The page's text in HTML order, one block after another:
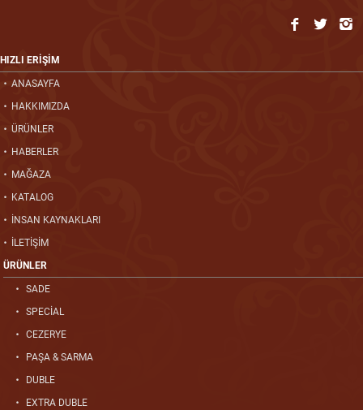
HIZLI ERİŞİM
ANASAYFA
HAKKIMIZDA
ÜRÜNLER
HABERLER
MAĞAZA
KATALOG
İNSAN KAYNAKLARI
İLETİŞİM
ÜRÜNLER
SADE
SPECİAL
CEZERYE
PAŞA & SARMA
DUBLE
EXTRA DUBLE